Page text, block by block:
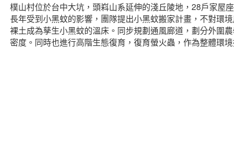
樸山村位於台中大坑，頭嵙山系延伸的淺丘陵地，28戶家屋
長年受到小黑蚊的影響，團隊提出小黑蚊搬家計畫，不對環
裸土成為孳生小黑蚊的溫床。同步規劃通風廊道，劃分外圍
密度。同時也進行高階生態復育，復育螢火蟲，作為整體環境